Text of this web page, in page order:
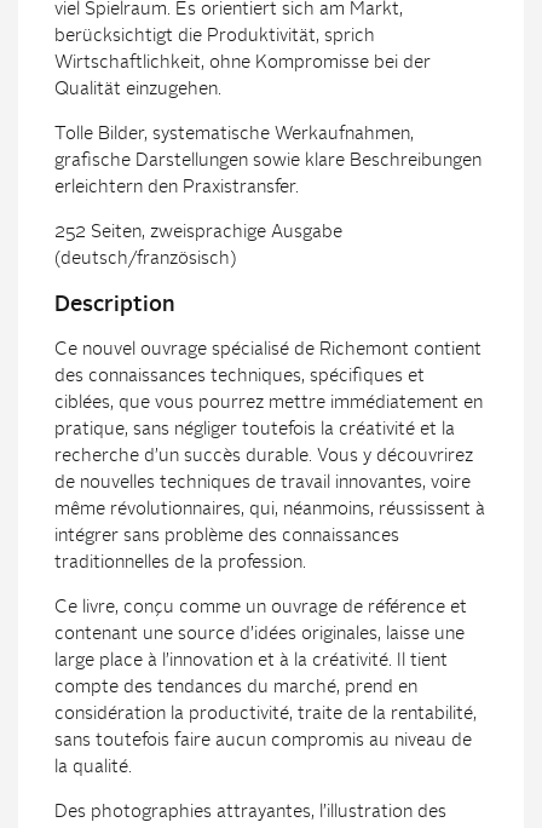
viel Spielraum. Es orientiert sich am Markt,
berücksichtigt die Produktivität, sprich
Wirtschaftlichkeit, ohne Kompromisse bei der
Qualität einzugehen.
Tolle Bilder, systematische Werkaufnahmen,
grafische Darstellungen sowie klare Beschreibungen
erleichtern den Praxistransfer.
252 Seiten, zweisprachige Ausgabe
(deutsch/französisch)
Description
Ce nouvel ouvrage spécialisé de Richemont contient
des connaissances techniques, spécifiques et
ciblées, que vous pourrez mettre immédiatement en
pratique, sans négliger toutefois la créativité et la
recherche d’un succès durable. Vous y découvrirez
de nouvelles techniques de travail innovantes, voire
même révolutionnaires, qui, néanmoins, réussissent à
intégrer sans problème des connaissances
traditionnelles de la profession.
Ce livre, conçu comme un ouvrage de référence et
contenant une source d’idées originales, laisse une
large place à l’innovation et à la créativité. Il tient
compte des tendances du marché, prend en
considération la productivité, traite de la rentabilité,
sans toutefois faire aucun compromis au niveau de
la qualité.
Des photographies attrayantes, l’illustration des